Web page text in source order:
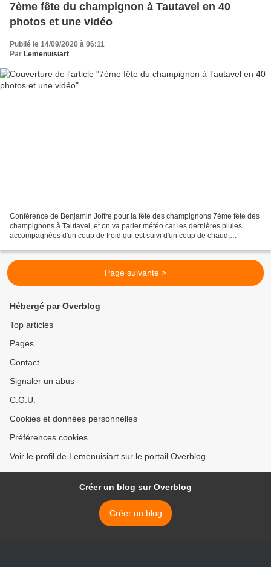
7ème fête du champignon à Tautavel en 40
photos et une vidéo
Publié le 14/09/2020 à 06:11
Par Lemenuisiart
Conférence de Benjamin Joffre pour la fête des champignons 7ème fête des
champignons à Tautavel, et on va parler météo car les dernières pluies
accompagnées d'un coup de froid qui est suivi d'un coup de chaud,
Page suivante >
Hébergé par Overblog
Top articles
Pages
Contact
Signaler un abus
C.G.U.
Cookies et données personnelles
Préférences cookies
Voir le profil de Lemenuisiart sur le portail Overblog
Créer un blog sur Overblog
Créer un blog